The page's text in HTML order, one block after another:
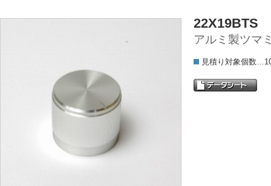
22X19BTS
アルミ製ツマ
見積り対象個数